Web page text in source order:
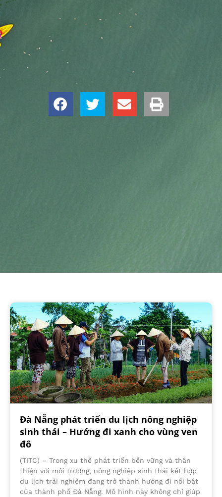
Đà Nẵng phát triển du lịch nông nghiệp
sinh thái – Hướng đi xanh cho vùng ven
đô
(TITC) – Trong xu thế phát triển bền vững và thân
thiện với môi trường, nông nghiệp sinh thái kết hợp
du lịch trải nghiệm đang trở thành hướng đi nổi bật
của thành phố Đà Nẵng. Mô hình này không chỉ giúp